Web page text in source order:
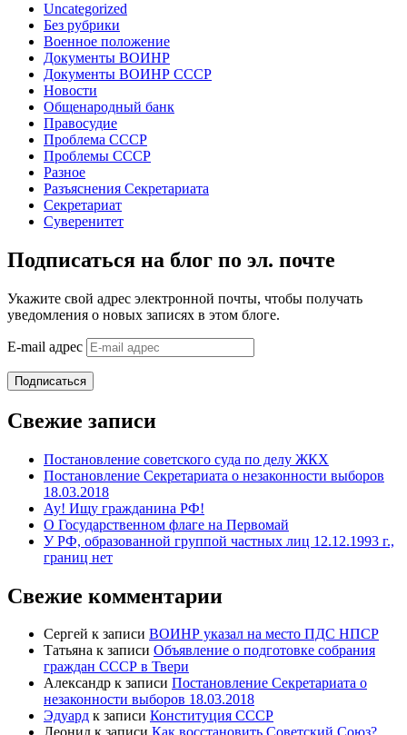
Uncategorized
Без рубрики
Военное положение
Документы ВОИНР
Документы ВОИНР СССР
Новости
Общенародный банк
Правосудие
Проблема СССР
Проблемы СССР
Разное
Разъяснения Секретариата
Секретариат
Суверенитет
Подписаться на блог по эл. почте
Укажите свой адрес электронной почты, чтобы получать
уведомления о новых записях в этом блоге.
E-mail адрес
Подписаться
Свежие записи
Постановление советского суда по делу ЖКХ
Постановление Секретариата о незаконности выборов
18.03.2018
Ау! Ищу гражданина РФ!
О Государственном флаге на Первомай
У РФ, образованной группой частных лиц 12.12.1993 г.,
границ нет
Свежие комментарии
Сергей к записи ВОИНР указал на место ПДС НПСР
Татьяна к записи Объявление о подготовке собрания
граждан СССР в Твери
Александр к записи Постановление Секретариата о
незаконности выборов 18.03.2018
Эдуард к записи Конституция СССР